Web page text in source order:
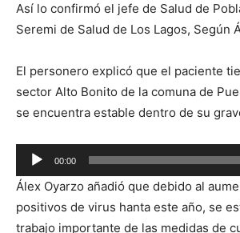
Así lo confirmó el jefe de Salud de
Seremi de Salud de Los Lagos, Según
El personero explicó que el paciente
sector Alto Bonito de la comuna de
se encuentra estable dentro de su
Reproductor
de
audio
00:00
Álex Oyarzo añadió que debido al
positivos de virus hanta este año, se
trabajo importante de las medidas de